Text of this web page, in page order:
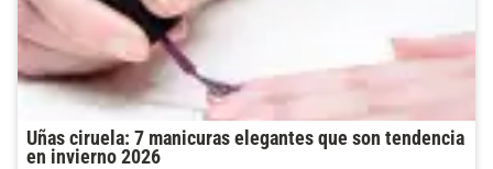
Uñas ciruela: 7 manicuras elegantes que son tendencia
en invierno 2026